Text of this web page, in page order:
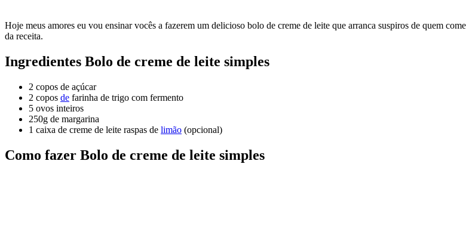
Hoje meus amores eu vou ensinar vocês a fazerem um delicioso bolo de creme de leite que arranca suspiros de quem
da receita.
Ingredientes Bolo de creme de leite simples
2 copos de açúcar
2 copos de farinha de trigo com fermento
5 ovos inteiros
250g de margarina
1 caixa de creme de leite raspas de limão (opcional)
Como fazer Bolo de creme de leite simples